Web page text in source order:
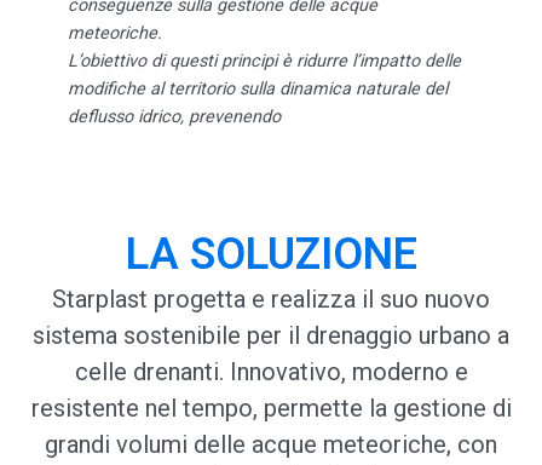
conseguenze sulla gestione delle acque
meteoriche.
L’obiettivo di questi principi è ridurre l’impatto delle
modifiche al territorio sulla dinamica naturale del
deflusso idrico, prevenendo
LA SOLUZIONE
Starplast progetta e realizza il suo nuovo
sistema sostenibile per il drenaggio urbano a
celle drenanti. Innovativo, moderno e
resistente nel tempo, permette la gestione di
grandi volumi delle acque meteoriche, con